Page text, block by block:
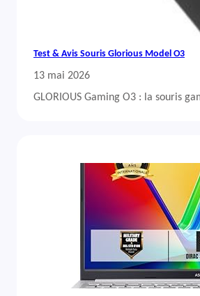
Test & Avis Souris Glorious Model O3
13 mai 2026
GLORIOUS Gaming O3 : la souris